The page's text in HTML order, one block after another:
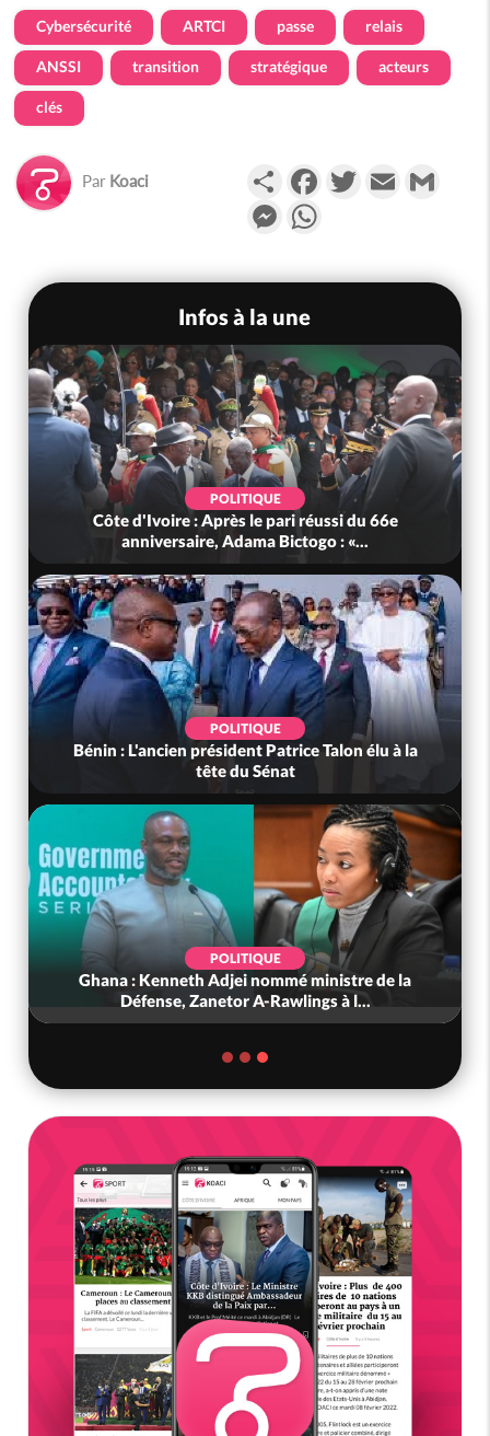
Cybersécurité ARTCI passe relais
ANSSI transition stratégique acteurs
clés
Par Koaci PartagerFacebookTwitterEmail
Messenger
Infos à la une
POLITIQUE
Côte d'Ivoire : Après le pari réussi du 66e
anniversaire, Adama Bictogo : «...
POLITIQUE
Bénin : L'ancien président Patrice Talon élu à la
tête du Sénat
POLITIQUE
Ghana : Kenneth Adjei nommé ministre de la
Défense, Zanetor A-Rawlings à l...